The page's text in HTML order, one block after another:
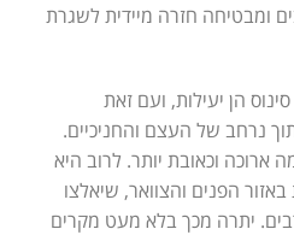
ומבטיחה חזרה מיידית לשגרת
הן יעילות, ועם זאת
נרחב של העצם והחניכיים.
וכאובת יותר. לרוב היא
הפנים והצוואר, שיאלצו
יתרה מכך בלא מעט מקרים